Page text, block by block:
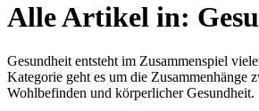
Alle Artikel in:
Gesundheit entsteht im Zusammenspiel
Kategorie geht es um die Zusammenhänge
Wohlbefinden und körperlicher Gesundheit.